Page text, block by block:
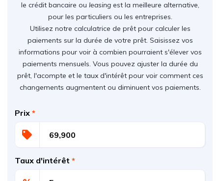
le crédit bancaire ou leasingest la meilleure alternative,
pour les particuliers ou les entreprises.
Utilisez notre calculatrice de prêt pour calculer les
paiements sur la durée de votre prêt. Saisissez vos
informations pour voir à combien pourraient s'élever vos
paiements mensuels. Vous pouvez ajuster la durée du
prêt, l'acompte et le taux d'intérêt pour voir comment ces
changements augmentent ou diminuent vos paiements.
Prix *
Taux d'intérêt *